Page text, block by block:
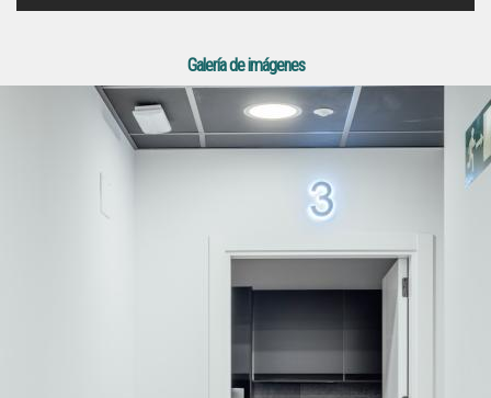
Galería de imágenes